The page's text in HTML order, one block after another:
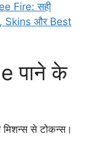
Fire: सही
Skins और Best
पाने के
मिशन्स से टोकन्स।